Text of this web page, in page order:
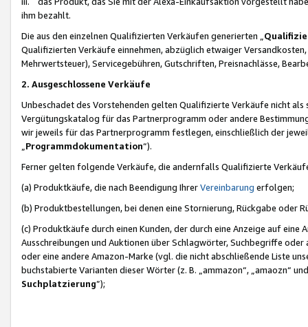
ihm bezahlt.
Die aus den einzelnen Qualifizierten Verkäufen generierten „
Qualifizierten Verkäufe einnehmen, abzüglich etwaiger
Mehrwertsteuer), Servicegebühren, Gutschriften, Preisnachlässe,
2. Ausgeschlossene Verkäufe
Unbeschadet des Vorstehenden gelten Qualifizierte Verkäufe nicht
Vergütungskatalog für das Partnerprogramm oder andere
wir jeweils für das Partnerprogramm festlegen, einschließlich der
Programmdokumentation“).
Ferner gelten folgende Verkäufe, die andernfalls Qualifizierte
(a) Produktkäufe, die nach Beendigung IhrerVereinbarung erfolgen;
(b) Produktbestellungen, bei denen eine Stornierung, Rückgabe oder
(c) Produktkäufe durch einen Kunden, der durch eine Anzeige auf
Ausschreibungen und Auktionen über Schlagwörter, Suchbegriffe
oder eine andere Amazon-Marke (vgl. die nicht abschließende Liste
buchstabierte Varianten dieser Wörter (z. B. „ammazon“, „amaozn“
Suchplatzierung”);